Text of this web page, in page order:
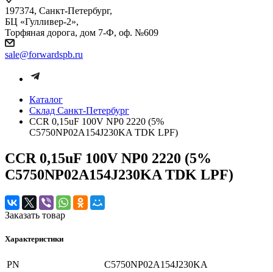
197374, Санкт-Петербург,
БЦ «Гулливер-2»,
Торфяная дорога, дом 7-Ф, оф. №609
sale@forwardspb.ru
Каталог
Cклад Санкт-Петербург
CCR 0,15uF 100V NP0 2220 (5%
C5750NP02A154J230KA TDK LPF)
CCR 0,15uF 100V NP0 2220 (5%
C5750NP02A154J230KA TDK LPF)
Заказать товар
Характеристики
PN
C5750NP02A154J230KA